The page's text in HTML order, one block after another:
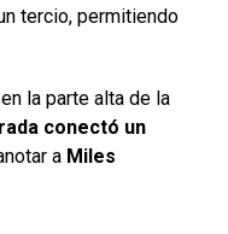
tercio, permitiendo
la parte alta de la
conectó un
a Miles